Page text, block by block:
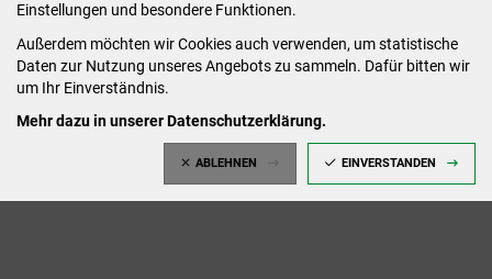
Einstellungen und besondere Funktionen.
Außerdem möchten wir Cookies auch verwenden, um statistische
Daten zur Nutzung unseres Angebots zu sammeln. Dafür bitten wir
um Ihr Einverständnis.
Mehr dazu in unserer Datenschutzerklärung.
ABLEHNEN EINVERSTANDEN
Montag: 09:00-12:00 /14:00-15:00 Uhr
Dienstag: 09:00-12:00 /14:00-16:00 Uhr
Mittwoch: 09:00 - 12:00 Uhr (nach vorheriger
Donnerstag: 09:00-12:00 /14:00-18:00 Uhr
Freitag: 09:00-12:00 Uhr